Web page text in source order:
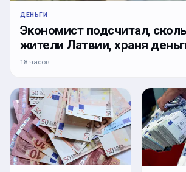
ДЕНЬГИ
Экономист подсчитал,
жители Латвии, храня
18 часов